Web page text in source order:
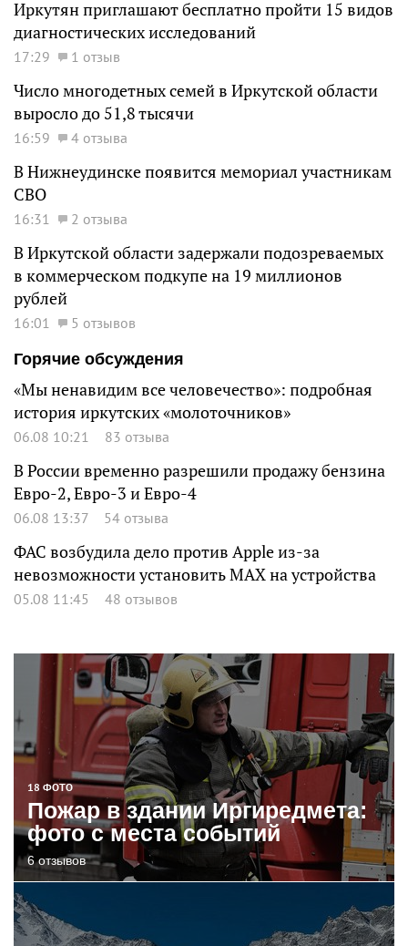
Иркутян приглашают бесплатно пройти 15 видов
диагностических исследований
17:29 1 отзыв
Число многодетных семей в Иркутской области
выросло до 51,8 тысячи
16:59 4 отзыва
В Нижнеудинске появится мемориал участникам
СВО
16:31 2 отзыва
В Иркутской области задержали подозреваемых
в коммерческом подкупе на 19 миллионов
рублей
16:01
5 отзывов
Горячие обсуждения
«Мы ненавидим все человечество»: подробная
история иркутских «молоточников»
06.08 10:21 83 отзыва
В России временно разрешили продажу бензина
Евро-2, Евро-3 и Евро-4
06.08 13:37 54 отзыва
ФАС возбудила дело против Apple из-за
невозможности установить MAX на устройства
05.08 11:45 48 отзывов
18 ФОТО
Пожар в здании Иргиредмета:
фото с места событий
6 отзывов